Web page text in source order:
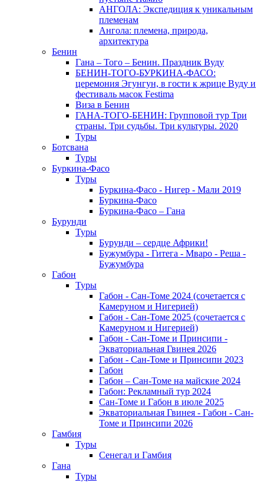
АНГОЛА: Экспедиция к уникальным
племенам
Ангола: племена, природа,
архитектура
Бенин
Гана – Того – Бенин. Праздник Вуду
БЕНИН-ТОГО-БУРКИНА-ФАСО:
церемония Эгунгун, в гости к жрице Вуду и
фестиваль масок Festima
Виза в Бенин
ГАНА-ТОГО-БЕНИН: Групповой тур Три
страны. Три судьбы. Три культуры. 2020
Туры
Ботсвана
Туры
Буркина-Фасо
Туры
Буркина-Фасо - Нигер - Мали 2019
Буркина-Фасо
Буркина-Фасо – Гана
Бурунди
Туры
Бурунди – сердце Африки!
Бужумбура - Гитега - Мваро - Реша -
Бужумбура
Габон
Туры
Габон - Сан-Томе 2024 (сочетается с
Камеруном и Нигерией)
Габон - Сан-Томе 2025 (сочетается с
Камеруном и Нигерией)
Габон - Сан-Томе и Принсипи -
Экваториальная Гвинея 2026
Габон - Сан-Томе и Принсипи 2023
Габон
Габон – Сан-Томе на майские 2024
Габон: Рекламный тур 2024
Сан-Томе и Габон в июле 2025
Экваториальная Гвинея - Габон - Сан-
Томе и Принсипи 2026
Гамбия
Туры
Сенегал и Гамбия
Гана
Туры